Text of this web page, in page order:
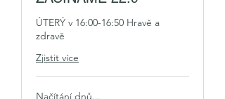
ÚTERÝ v 16:00-16:50 Hravě a
zdravě
Zjistit více
Načítání dnů...